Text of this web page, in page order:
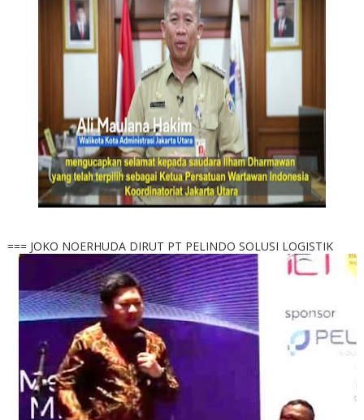
=== JOKO NOERHUDA DIRUT PT PELINDO SOLUSI LOGISTIK